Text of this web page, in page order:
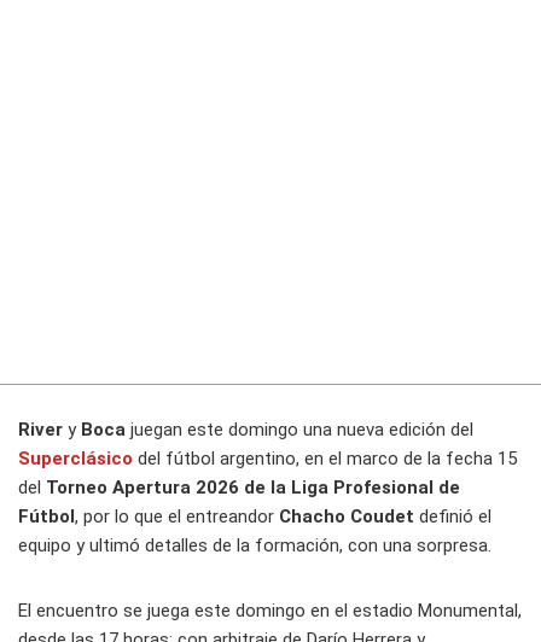
River y Boca juegan este domingo una nueva edición del
Superclásico del fútbol argentino, en el marco de la fecha 15
del Torneo Apertura 2026 de la Liga Profesional de
Fútbol, por lo que el entreandor Chacho Coudet definió el
equipo y ultimó detalles de la formación, con una sorpresa.
El encuentro se juega este domingo en el estadio Monumental,